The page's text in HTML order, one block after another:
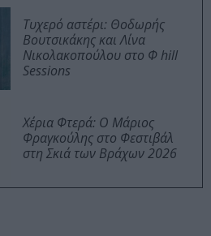
Τυχερό αστέρι: Θοδωρής
Βουτσικάκης και Λίνα
Νικολακοπούλου στο Φ hill
Sessions
Χέρια Φτερά: Ο Μάριος
Φραγκούλης στο Φεστιβάλ
στη Σκιά των Βράχων 2026